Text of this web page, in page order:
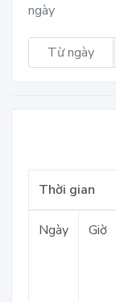
ngày
Thời gian
Ngày Giờ